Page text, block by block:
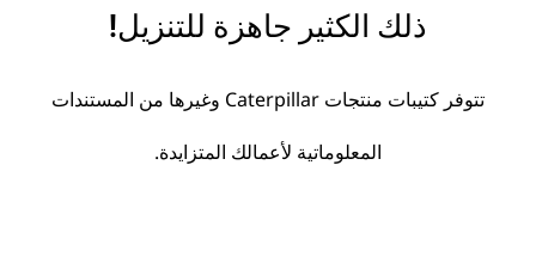
ذلك الكثير جاهزة للتنزيل!
تتوفر كتيبات منتجات Caterpillar وغيرها من المستندات
المعلوماتية لأعمالك المتزايدة.